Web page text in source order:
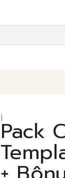
|Pack